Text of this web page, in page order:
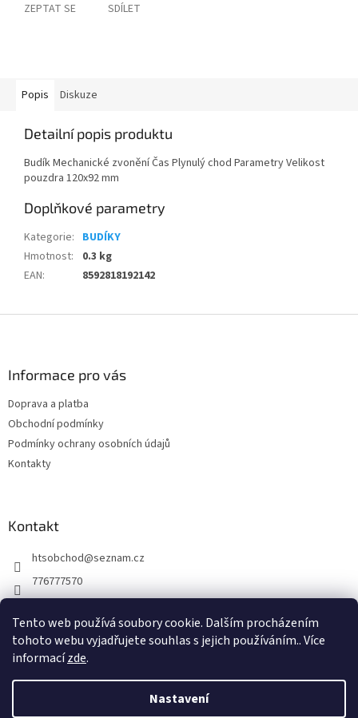
Tento web používá soubory cookie. Dalším procházením
tohoto webu vyjadřujete souhlas s jejich používáním.. Více
informacízde.
Nastavení
ZEPTAT SE SDÍLET
Popis Diskuze
Detailní popis produktu
Budík Mechanické zvonění Čas Plynulý chod Parametry Velikost
pouzdra 120x92 mm
Doplňkové parametry
Kategorie: BUDÍKY
Hmotnost:
0.3 kg
EAN: 8592818192142
Informace pro vás
Doprava a platba
Obchodní podmínky
Podmínky ochrany osobních údajů
Kontakty
Kontakt
htsobchod@seznam.cz
776777570
https://www.facebook.com/Elektro-Vr%C5%A1ovick%C3%A1-229
214624677338
Vytvořil Shoptet